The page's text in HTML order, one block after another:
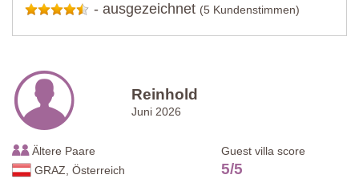
- ausgezeichnet (5 Kundenstimmen)
Reinhold
Juni 2026
Ältere Paare
GRAZ, Österreich
Guest villa score
5/5